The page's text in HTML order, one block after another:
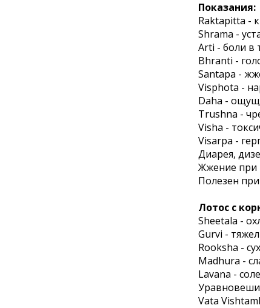
Показания:
Raktapitta -
Shrama -
Arti - боли в
Bhranti -
Santapa -
Visphota -
Daha -
Trushna -
Visha -
Visarpa -
Диарея,
Жжение при
Полезен
Лотос с
Sheetala -
Gurvi -
Rooksha -
Madhura -
Lavana -
Vata